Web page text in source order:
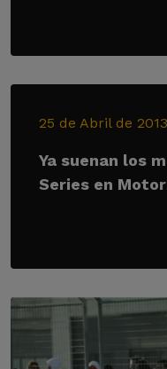
25 de Abril de 2013
Ya suenan los
Series en